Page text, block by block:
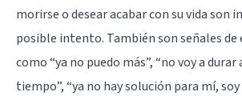
morirse o desear acabar con su vida son
posible intento. También son señales de
como “ya no puedo más”, “no voy a durar
tiempo”, “ya no hay solución para mí,